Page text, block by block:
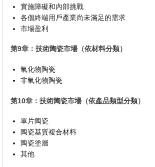
實施障礙和內部挑戰
各個終端用戶產業尚未滿足的需求
市場盈利
第9章：技術陶瓷市場（依材料分類）
氧化物陶瓷
非氧化物陶瓷
第10章：技術陶瓷市場（依產品類型分類）
單片陶瓷
陶瓷基質複合材料
陶瓷塗層
其他